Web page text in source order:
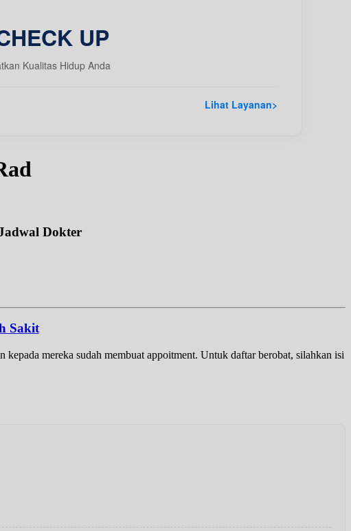
UP
Kualitas Hidup Anda
Lihat Layanan>
Dokter
Sakit
mereka sudah membuat appoitment. Untuk daftar berobat, silahkan isi